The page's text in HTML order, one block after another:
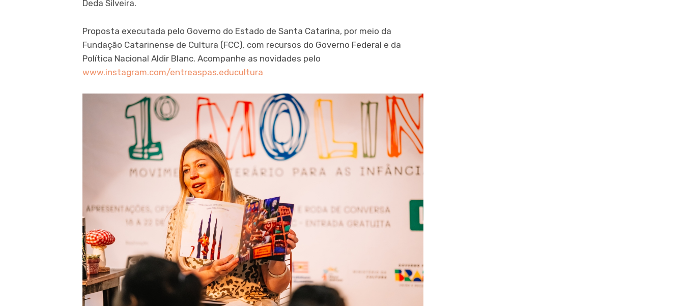
Deda Silveira.
Proposta executada pelo Governo do Estado de Santa Catarina, por meio da
Fundação Catarinense de Cultura (FCC), com recursos do Governo Federal e da
Política Nacional Aldir Blanc. Acompanhe as novidades pelo
www.instagram.com/entreaspas.educultura